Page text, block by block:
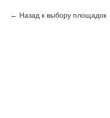
Назад к выбору площадок